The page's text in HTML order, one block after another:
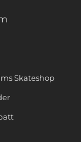
Skateshop